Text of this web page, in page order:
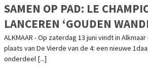
SAMEN OP PAD: LE
LANCEREN ‘GOUDEN
TIJDENS NIEUWE VIERDE
ALKMAAR
ALKMAAR - Op zaterdag 13 juni vindt in
plaats van De Vierde van de 4: een nieuwe
onderdeel [...]